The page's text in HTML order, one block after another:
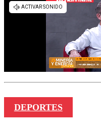
DEPORTES